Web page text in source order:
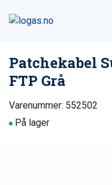
Patchekabel
FTP Grå
Varenummer: 552502
På lager